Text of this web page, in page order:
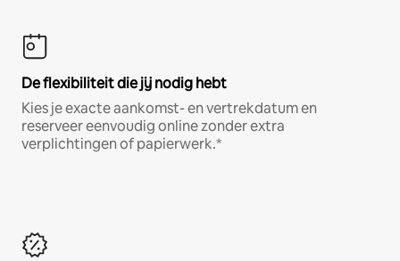
De flexibiliteit die jij nodig hebt
Kies je exacte aankomst- en vertrekdatum en
reserveer eenvoudig online zonder extra
verplichtingen of papierwerk.*